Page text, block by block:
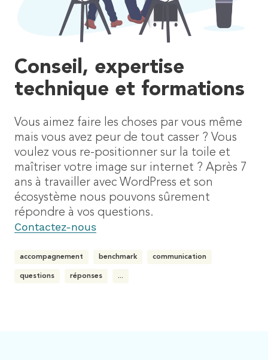
Conseil, expertise
technique et formations
Vous aimez faire les choses par vous même
mais vous avez peur de tout casser ? Vous
voulez vous re-positionner sur la toile et
maîtriser votre image sur internet ? Après 7
ans à travailler avec WordPress et son
écosystème nous pouvons sûrement
répondre à vos questions.
Contactez-nous
accompagnement benchmark communication
questions réponses ...